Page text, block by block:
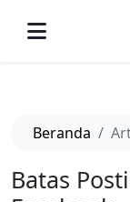
Beranda
Batas